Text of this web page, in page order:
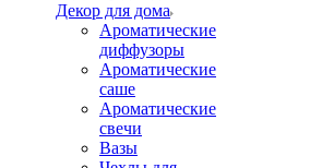
Декор для дома
Ароматические
диффузоры
Ароматические
саше
Ароматические
свечи
Вазы